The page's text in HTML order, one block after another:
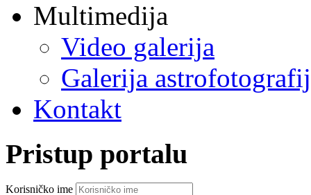
Multimedija
Video galerija
Galerija
Kontakt
Pristup portalu
Korisničko ime